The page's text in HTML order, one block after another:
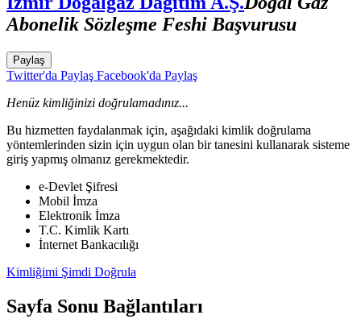
Abonelik Sözleşme Feshi Başvurusu
Paylaş
Twitter'da Paylaş Facebook'da Paylaş
Henüz kimliğinizi doğrulamadınız...
Bu hizmetten faydalanmak için, aşağıdaki kimlik doğrulama
yöntemlerinden sizin için uygun olan bir tanesini kullanarak sisteme
giriş yapmış olmanız gerekmektedir.
e-Devlet Şifresi
Mobil İmza
Elektronik İmza
T.C. Kimlik Kartı
İnternet Bankacılığı
Kimliğimi Şimdi Doğrula
Sayfa Sonu Bağlantıları